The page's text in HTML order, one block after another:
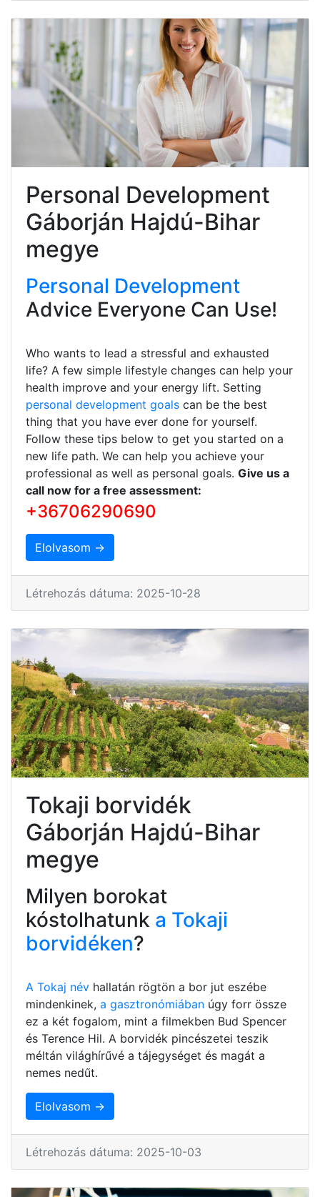
Personal Development
Gáborján Hajdú-Bihar
megye
Personal Development
Advice Everyone Can Use!
Who wants to lead a stressful and exhausted
life? A few simple lifestyle changes can help your
health improve and your energy lift. Setting
personal development goals can be the best
thing that you have ever done for yourself.
Follow these tips below to get you started on a
new life path. We can help you achieve your
professional as well as personal goals. Give us a
call now for a free assessment:
+36706290690
Elolvasom →
Létrehozás dátuma: 2025-10-28
Tokaji borvidék
Gáborján Hajdú-Bihar
megye
Milyen borokat
kóstolhatunk a Tokaji
borvidéken?
A Tokaj név hallatán rögtön a bor jut eszébe
mindenkinek, a gasztronómiában úgy forr össze
ez a két fogalom, mint a filmekben Bud Spencer
és Terence Hil. A borvidék pincészetei teszik
méltán világhírűvé a tájegységet és magát a
nemes nedűt.
Elolvasom →
Létrehozás dátuma: 2025-10-03